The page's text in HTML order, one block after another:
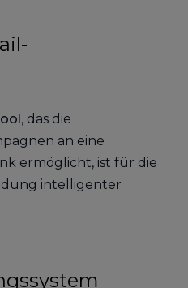
, das die
an eine
ermöglicht, ist für die
intelligenter